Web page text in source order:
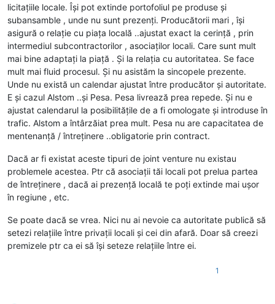
licitațiile locale. Își pot extinde portofoliul pe produse și
subansamble , unde nu sunt prezenți. Producătorii mari , își
asigură o relație cu piața locală ..ajustat exact la cerință , prin
intermediul subcontractorilor , asociaților locali. Care sunt mult
mai bine adaptați la piață . Și la relația cu autoritatea. Se face
mult mai fluid procesul. Și nu asistăm la sincopele prezente.
Unde nu există un calendar ajustat între producător și autoritate.
E și cazul Alstom ..și Pesa. Pesa livrează prea repede. Și nu e
ajustat calendarul la posibilitățile de a fi omologate și introduse în
trafic. Alstom a întârzăiat prea mult. Pesa nu are capacitatea de
mentenanță / întreținere ..obligatorie prin contract.
Dacă ar fi existat aceste tipuri de joint venture nu existau
problemele acestea. Ptr că asociații tăi locali pot prelua partea
de întreținere , dacă ai prezență locală te poți extinde mai ușor
în regiune , etc.
Se poate dacă se vrea. Nici nu ai nevoie ca autoritate publică să
setezi relațiile între privații locali și cei din afară. Doar să creezi
premizele ptr ca ei să își seteze relațiile între ei.
1